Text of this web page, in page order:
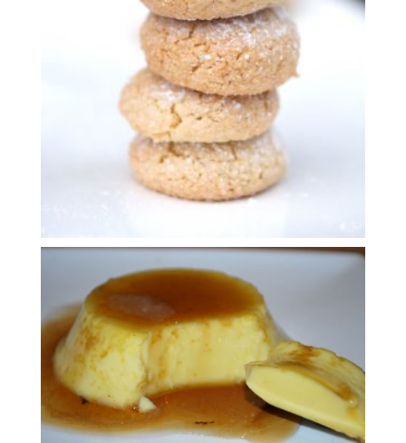
Crèmes renversées
Ingrédients 200 gr de sucre + 80 gr d’eau 650 ml de lait
20 gr de sucre vanillé vanille en